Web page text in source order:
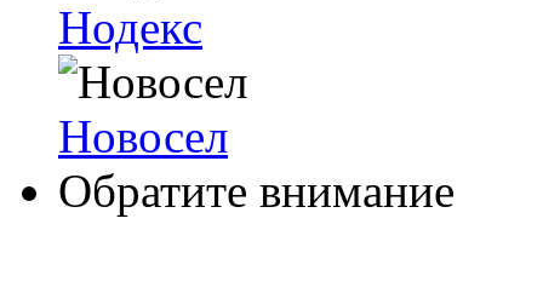
Нодекс
Новосел
Обратите внимание